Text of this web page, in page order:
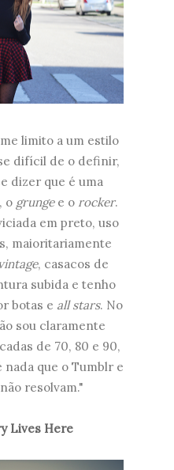
limito a um estilo
difícil de o definir,
dizer que é uma
o grungee o rocker.
em preto, uso
maioritariamente
vintage, casacos de
subida e tenho
botas e all stars. No
sou claramente
de 70, 80 e 90,
nada que o Tumblr e
resolvam."
Lives Here